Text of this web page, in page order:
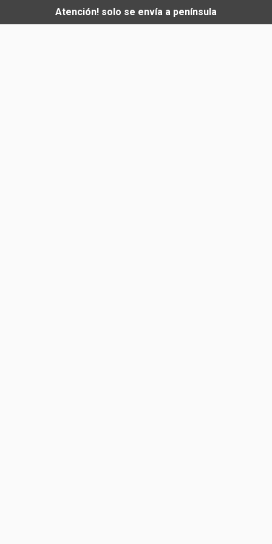
Atención! solo se envía a península